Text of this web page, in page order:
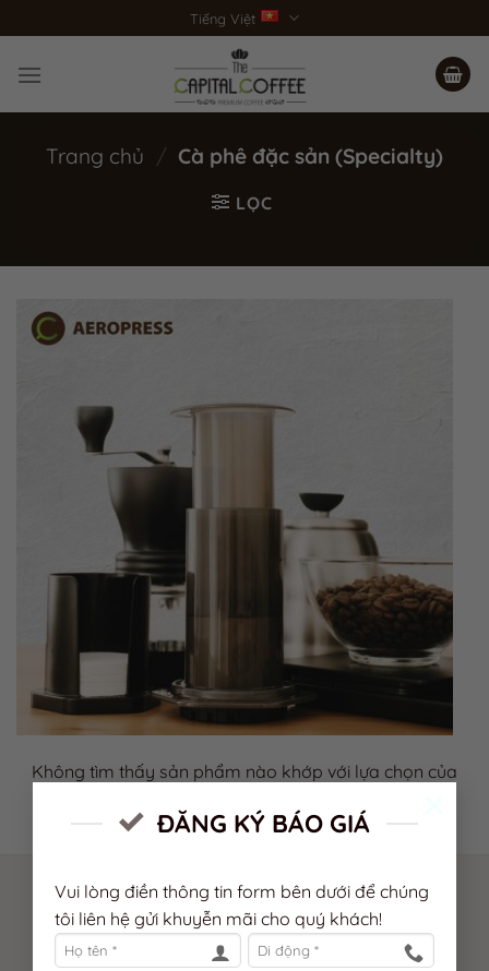
ĐĂNG KÝ BÁO GIÁ
Vui lòng điền thông tin form bên dưới để chúng
tôi liên hệ gửi khuyễn mãi cho quý khách!
qua
nội
Tiếng Việt
Trang chủ / Cà phê đặc sản (Specialty)
LỌC
Không tìm thấy sản phẩm nào khớp với lựa chọn của
The Capital Coffee - Enjoy Real Coffee
"AtThe Capital Coffee, we don’t just brew coffee. We brew
memories”